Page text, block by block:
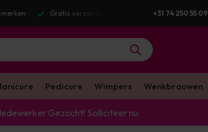
Voor 16:00 besteld? Dezelfde werkdag verstuurd+31 74 250 55 09
Pedicure Wimpers Wenkbrauwen
Gezocht! Solliciteer nu